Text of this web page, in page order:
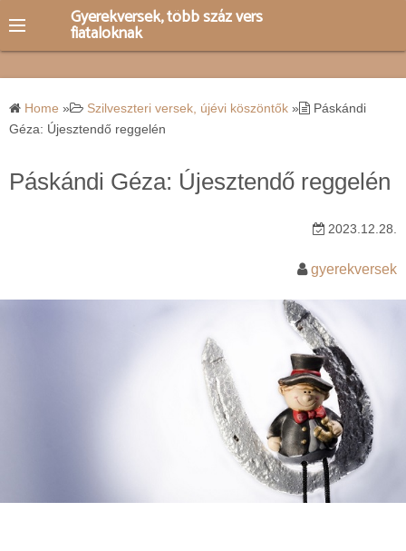
i
p
Gyerekversek, több száz vers
fiataloknak
Home » Szilveszteri versek, újévi köszöntők »
Páskándi
Géza: Újesztendő reggelén
Páskándi Géza: Újesztendő reggelén
2023.12.28.
gyerekversek